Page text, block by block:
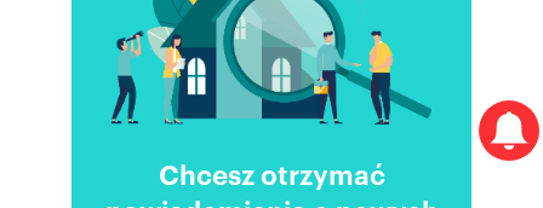
Chcesz otrzymać